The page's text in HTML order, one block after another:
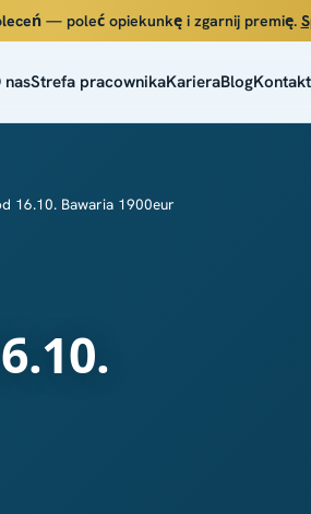
— poleć opiekunkę i zgarnij premię.
nasStrefa pracownikaKarieraBlogKontakt
16.10. Bawaria 1900eur